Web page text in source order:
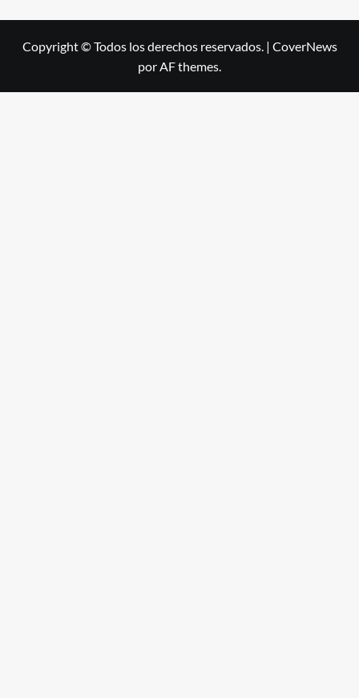
Copyright © Todos los derechos reservados. | CoverNews
por AF themes.